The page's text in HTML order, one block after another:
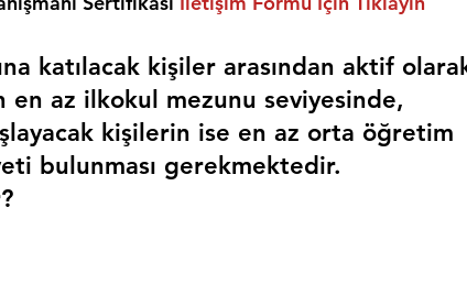
katılacak kişiler arasından aktif
en az ilkokul mezunu seviyesinde,
kişilerin ise en az orta öğretim
bulunması gerekmektedir.